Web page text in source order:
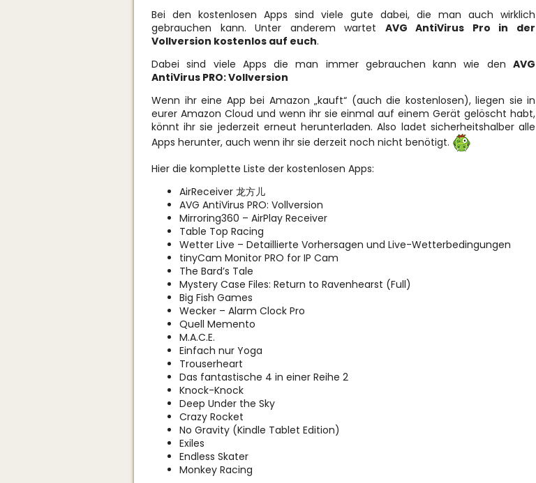
Bei den kostenlosen Apps sind viele gute dabei, die man auch wirklich
gebrauchen kann. Unter anderem wartet AVG AntiVirus Pro in der
Vollversion kostenlos auf euch.
Dabei sind viele Apps die man immer gebrauchen kann wie den AVG
AntiVirus PRO: Vollversion
Wenn ihr eine App bei Amazon „kauft“ (auch die kostenlosen), liegen sie in
eurer Amazon Cloud und wenn ihr sie einmal auf einem Gerät gelöscht habt,
könnt ihr sie jederzeit erneut herunterladen. Also ladet sicherheitshalber alle
Apps herunter, auch wenn ihr sie derzeit noch nicht benötigt.
Hier die komplette Liste der kostenlosen Apps:
AirReceiver 龙方儿
AVG AntiVirus PRO: Vollversion
Mirroring360 – AirPlay Receiver
Table Top Racing
Wetter Live – Detaillierte Vorhersagen und Live-Wetterbedingungen
tinyCam Monitor PRO for IP Cam
The Bard’s Tale
Mystery Case Files: Return to Ravenhearst (Full)
Big Fish Games
Wecker – Alarm Clock Pro
Quell Memento
M.A.C.E.
Einfach nur Yoga
Trouserheart
Das fantastische 4 in einer Reihe 2
Knock-Knock
Deep Under the Sky
Crazy Rocket
No Gravity (Kindle Tablet Edition)
Exiles
Endless Skater
Monkey Racing